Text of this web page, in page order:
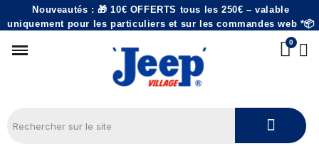
Nouveautés : 🎁 10€ OFFERTS tous les 250€ – valable
uniquement pour les particuliers et sur les commandes web *📦